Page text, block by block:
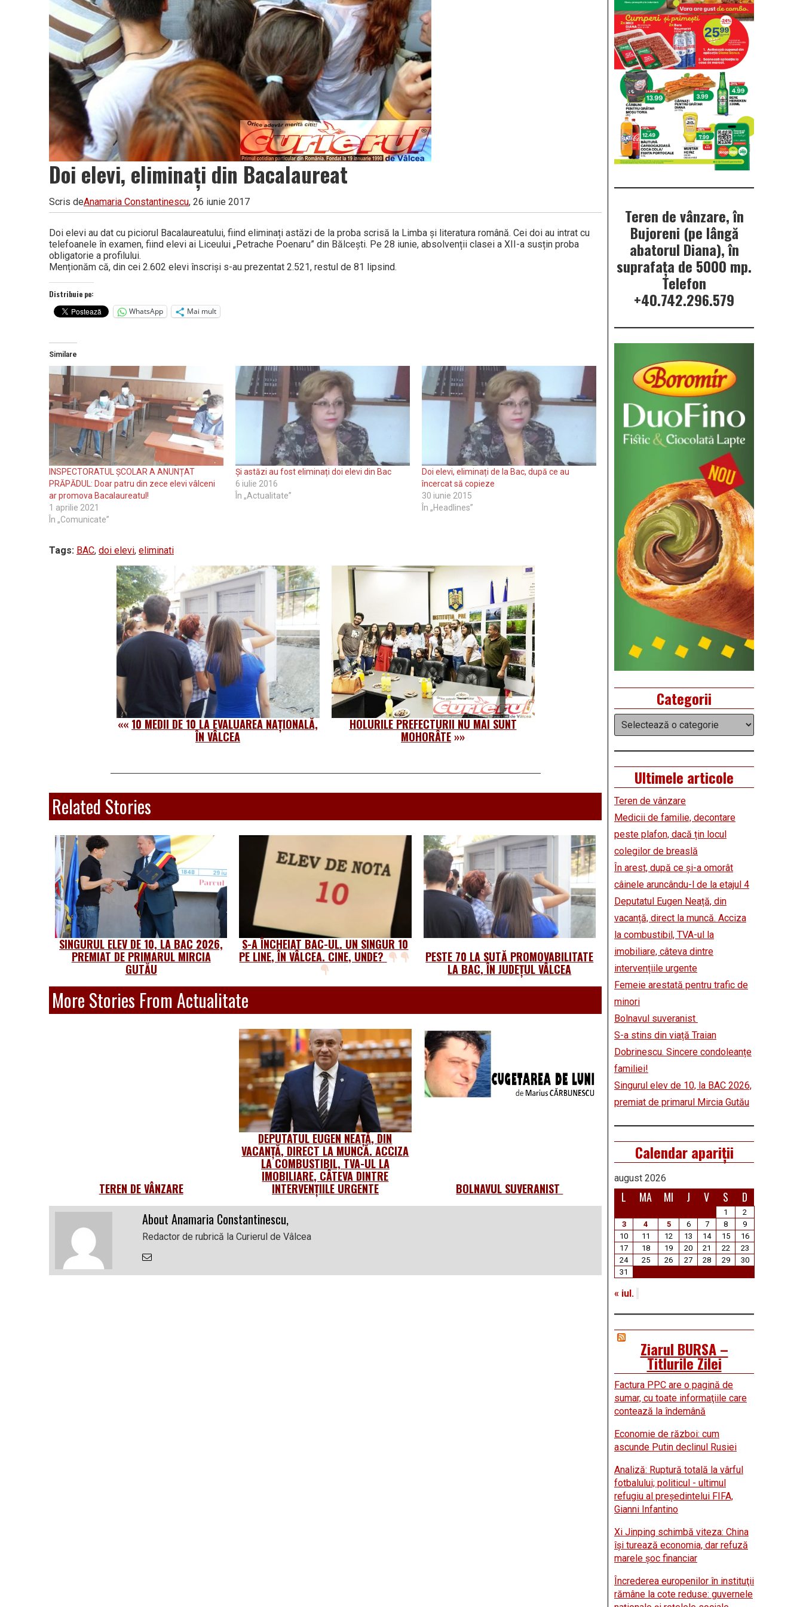
Doi elevi, eliminați din Bacalaureat
Scris deAnamaria Constantinescu, 26 iunie 2017
Doi elevi au dat cu piciorul Bacalaureatului, fiind eliminați astăzi de la proba scrisă la Limba și literatura română. Cei doi au intrat cu
telefoanele în examen, fiind elevi ai Liceului „Petrache Poenaru” din Bălcești. Pe 28 iunie, absolvenții clasei a XII-a susțin proba
obligatorie a profilului.
Menționăm că, din cei 2.602 elevi înscriși s-au prezentat 2.521, restul de 81 lipsind.
Distribuie pe:
WhatsApp
Mai mult
Similare
INSPECTORATUL ȘCOLAR A ANUNȚAT
PRĂPĂDUL: Doar patru din zece elevi vâlceni
ar promova Bacalaureatul!
1 aprilie 2021
În „Comunicate”
Și astăzi au fost eliminați doi elevi din Bac
6 iulie 2016
În „Actualitate”
Doi elevi, eliminați de la Bac, după ce au
încercat să copieze
30 iunie 2015
În „Headlines”
Tags: BAC, doi elevi, eliminati
«« 10 MEDII DE 10 LA EVALUAREA NAȚIONALĂ,
ÎN VÂLCEA
HOLURILE PREFECTURII NU MAI SUNT
MOHORÂTE »»
Related Stories
SINGURUL ELEV DE 10, LA BAC 2026,
PREMIAT DE PRIMARUL MIRCIA
GUTĂU
S-A ÎNCHEIAT BAC-UL. UN SINGUR 10
PE LINE, ÎN VÂLCEA. CINE, UNDE?
PESTE 70 LA SUTĂ PROMOVABILITATE
LA BAC, ÎN JUDEȚUL VÂLCEA
More Stories From Actualitate
TEREN DE VÂNZARE
DEPUTATUL EUGEN NEAȚĂ, DIN
VACANȚĂ, DIRECT LA MUNCĂ. ACCIZA
LA COMBUSTIBIL, TVA-UL LA
IMOBILIARE, CÂTEVA DINTRE
INTERVENȚIILE URGENTE
BOLNAVUL SUVERANIST
About Anamaria Constantinescu,
Redactor de rubrică la Curierul de Vâlcea
Email
Author
Teren de vânzare, în
Bujoreni (pe lângă
abatorul Diana), în
suprafața de 5000 mp.
Telefon
+40.742.296.579
Categorii
Categorii
Ultimele articole
Teren de vânzare
Medicii de familie, decontare
peste plafon, dacă țin locul
colegilor de breaslă
În arest, după ce și-a omorât
câinele aruncându-l de la etajul 4
Deputatul Eugen Neață, din
vacanță, direct la muncă. Acciza
la combustibil, TVA-ul la
imobiliare, câteva dintre
intervențiile urgente
Femeie arestată pentru trafic de
minori
Bolnavul suveranist
S-a stins din viață Traian
Dobrinescu. Sincere condoleanțe
familiei!
Singurul elev de 10, la BAC 2026,
premiat de primarul Mircia Gutău
Calendar apariții
august 2026
L MA MI J V S D
1
2
3
4 5 6 7 8
9
10
11 12 13 14 15
16
17
18 19 20 21 22
23
24
25 26 27 28 29
30
31
« iul.
Ziarul BURSA –
Titlurile Zilei
Factura PPC are o pagină de
sumar, cu toate informaţiile care
contează la îndemână
Economie de război: cum
ascunde Putin declinul Rusiei
Analiză: Ruptură totală la vârful
fotbalului; politicul - ultimul
refugiu al preşedintelui FIFA,
Gianni Infantino
Xi Jinping schimbă viteza: China
îşi turează economia, dar refuză
marele şoc financiar
Încrederea europenilor în instituţii
rămâne la cote reduse: guvernele